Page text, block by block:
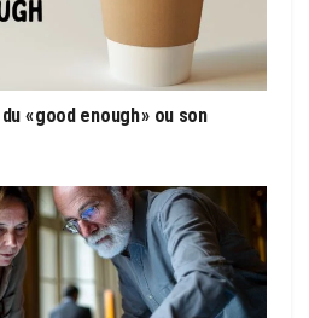
« good enough » ou son